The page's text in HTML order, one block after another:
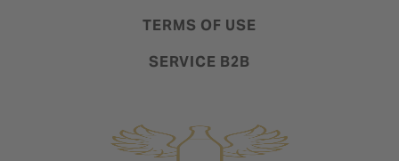
TERMS OF USE
SERVICE B2B